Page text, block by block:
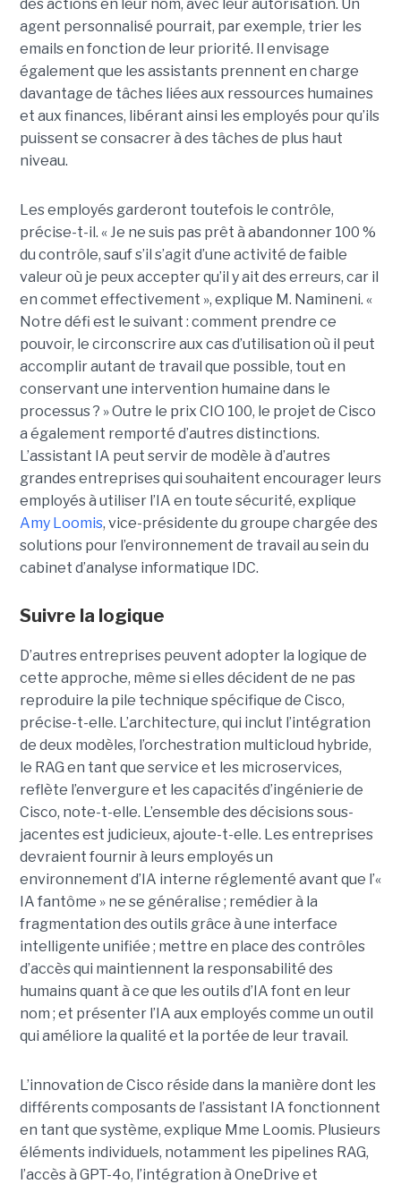
des actions en leur nom, avec leur autorisation. Un
agent personnalisé pourrait, par exemple, trier les
emails en fonction de leur priorité. Il envisage
également que les assistants prennent en charge
davantage de tâches liées aux ressources humaines
et aux finances, libérant ainsi les employés pour qu’ils
puissent se consacrer à des tâches de plus haut
niveau.
Les employés garderont toutefois le contrôle,
précise-t-il. « Je ne suis pas prêt à abandonner 100 %
du contrôle, sauf s’il s’agit d’une activité de faible
valeur où je peux accepter qu’il y ait des erreurs, car il
en commet effectivement », explique M. Namineni. «
Notre défi est le suivant : comment prendre ce
pouvoir, le circonscrire aux cas d’utilisation où il peut
accomplir autant de travail que possible, tout en
conservant une intervention humaine dans le
processus ? »Outre le prix CIO 100, le projet de Cisco
a également remporté d’autres distinctions.
L’assistant IA peut servir de modèle à d’autres
grandes entreprises qui souhaitent encourager leurs
employés à utiliser l’IA en toute sécurité, explique
Amy Loomis, vice-présidente du groupe chargée des
solutions pour l’environnement de travail au sein du
cabinet d’analyse informatique IDC.
Suivre la logique
D’autres entreprises peuvent adopter la logique de
cette approche, même si elles décident de ne pas
reproduire la pile technique spécifique de Cisco,
précise-t-elle. L’architecture, qui inclut l’intégration
de deux modèles, l’orchestration multicloud hybride,
le RAG en tant que service et les microservices,
reflète l’envergure et les capacités d’ingénierie de
Cisco, note-t-elle. L’ensemble des décisions sous-
jacentes est judicieux, ajoute-t-elle. Les entreprises
devraient fournir à leurs employés un
environnement d’IA interne réglementé avant que l’«
IA fantôme » ne se généralise ; remédier à la
fragmentation des outils grâce à une interface
intelligente unifiée ; mettre en place des contrôles
d’accès qui maintiennent la responsabilité des
humains quant à ce que les outils d’IA font en leur
nom ; et présenter l’IA aux employés comme un outil
qui améliore la qualité et la portée de leur travail.
L’innovation de Cisco réside dans la manière dont les
différents composants de l’assistant IA fonctionnent
en tant que système, explique Mme Loomis. Plusieurs
éléments individuels, notamment les pipelines RAG,
l’accès à GPT-4o, l’intégration à OneDrive et